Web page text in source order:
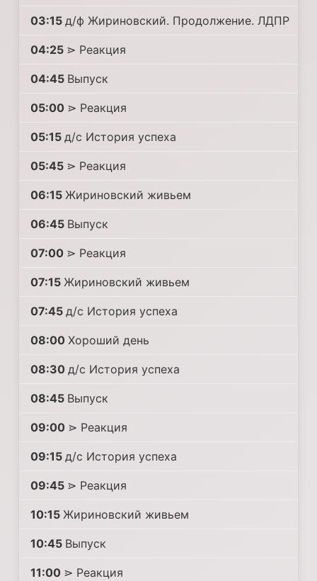
03:15 д/ф Жириновский. Продолжение. ЛДПР
04:25 ⋗ Реакция
04:45 Выпуск
05:00 ⋗ Реакция
05:15 д/с История успеха
05:45 ⋗ Реакция
06:15 Жириновский живьем
06:45 Выпуск
07:00 ⋗ Реакция
07:15 Жириновский живьем
07:45 д/с История успеха
08:00 Хороший день
08:30 д/с История успеха
08:45 Выпуск
09:00 ⋗ Реакция
09:15 д/с История успеха
09:45 ⋗ Реакция
10:15 Жириновский живьем
10:45 Выпуск
11:00 ⋗ Реакция